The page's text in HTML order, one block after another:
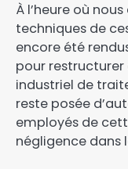
À l’heure où
techniques de
encore été
pour
industriel de
reste posée
employés de
négligence dans